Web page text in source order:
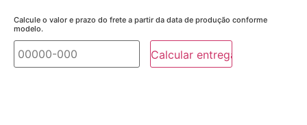
Calcule o valor e prazo do frete a partir da data de produção conforme
modelo.